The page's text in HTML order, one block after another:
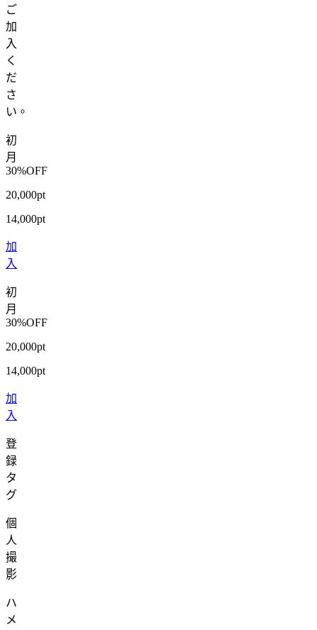
ご
加
入
く
だ
さ
い。
初
月
30%OFF
20,000pt
14,000pt
加
入
初
月
30%OFF
20,000pt
14,000pt
加
入
登
録
タ
グ
個
人
撮
影
ハ
メ